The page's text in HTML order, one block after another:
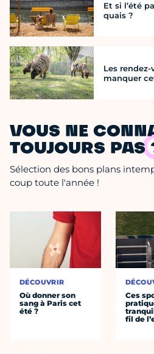
Et si l’été
quais ?
Les
manquer
VOUS NE
TOUJOURS PAS
Sélection des bons plans
coup toute l'année !
DÉCOUVRIR
Où donner son
sang à Paris cet
été ?
Ces
fil de